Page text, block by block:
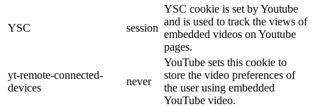
YSC session
YSC cookie is set by Youtube
and is used to track the views of
embedded videos on Youtube
pages.
yt-remote-connected-
devices
never
YouTube sets this cookie to
store the video preferences of
the user using embedded
YouTube video.